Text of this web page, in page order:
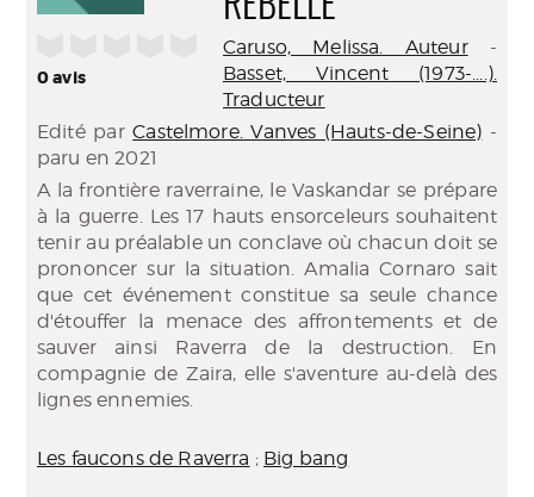
0avis
Caruso, Melissa. Auteur-
Basset, Vincent (1973-....).
Traducteur
Edité parCastelmore. Vanves (Hauts-de-Seine) -
paru en 2021
A la frontière raverraine, le Vaskandar se prépare
à la guerre. Les 17 hauts ensorceleurs souhaitent
tenir au préalable un conclave où chacun doit se
prononcer sur la situation. Amalia Cornaro sait
que cet événement constitue sa seule chance
d'étouffer la menace des affrontements et de
sauver ainsi Raverra de la destruction. En
compagnie de Zaira, elle s'aventure au-delà des
lignes ennemies.
Les faucons de Raverra ; Big bang